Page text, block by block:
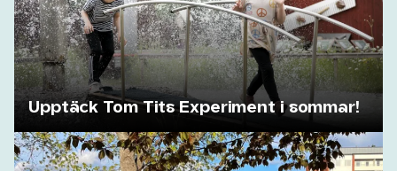
Upptäck Tom Tits Experiment i sommar!